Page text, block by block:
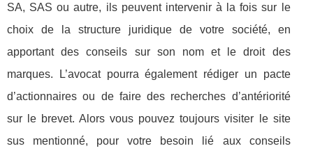
SA, SAS ou autre, ils peuvent intervenir à la fois sur le
choix de la structure juridique de votre société, en
apportant des conseils sur son nom et le droit des
marques. L’avocat pourra également rédiger un pacte
d’actionnaires ou de faire des recherches d’antériorité
sur le brevet. Alors vous pouvez toujours visiter le site
sus mentionné, pour votre besoin lié aux conseils